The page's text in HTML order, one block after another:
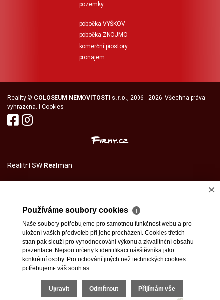
pozemky
pobočka VYŠKOV
pobočka ZNOJMO
komerční prostory
pronájem
Reality © COLOSEUM NEMOVITOSTI s.r.o. , 2006 - 2026. Všechna práva
vyhrazena. | Cookies
Realitní SW Real man
×
Používáme soubory cookies ℹ
Naše soubory potřebujeme pro samotnou funkčnost webu a pro
uložení vašich předvoleb při jeho procházení. Cookies třetích
stran pak slouží pro vyhodnocování výkonu a zkvalitnění obsahu
prezentace. Nejsou určeny k identifikaci návštěvníka jako
konkrétní osoby. Pro uchování jiných než technických cookies
potřebujeme váš souhlas.
Upravit Odmítnout Přijímám vše